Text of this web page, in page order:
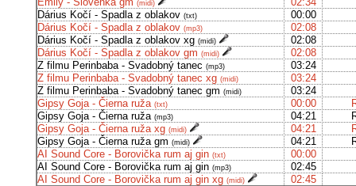
(midi)
Dárius Kočí - Spadla z oblakov (txt)
00:00
Dárius Kočí - Spadla z oblakov (mp3)
02:08
Dárius Kočí - Spadla z oblakov xg (midi)
02:08
Dárius Kočí - Spadla z oblakov gm (midi)
02:08
Z filmu Perinbaba - Svadobný tanec (mp3)
03:24
Z filmu Perinbaba - Svadobný tanec xg (midi)
03:24
Z filmu Perinbaba - Svadobný tanec gm (midi)
03:24
Gipsy Goja - Čierna ruža (txt) 00:00
Gipsy Goja - Čierna ruža (mp3) 04:21
Gipsy Goja - Čierna ruža xg (midi) 04:21
Gipsy Goja - Čierna ruža gm (midi) 04:21
AI Sound Core - Borovička rum aj gin (txt)
00:00
AI Sound Core - Borovička rum aj gin (mp3)
02:45
AI Sound Core - Borovička rum aj gin xg (midi) 02:45